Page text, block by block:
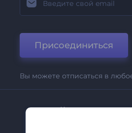
Присоединиться
Вы можете отписаться в
Компания